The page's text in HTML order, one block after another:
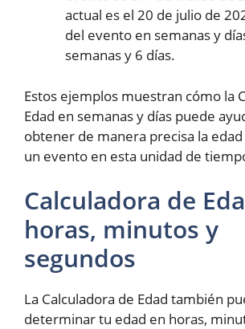
actual es el 20 de julio de
del evento en semanas y
semanas y 6 días.
Estos ejemplos muestran cómo la
Edad en semanas y días puede
obtener de manera precisa la
un evento en esta unidad de
Calculadora de
horas, minutos y
segundos
La Calculadora de Edad también
determinar tu edad en horas,